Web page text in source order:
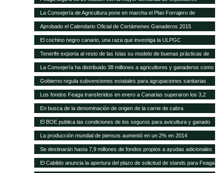
La Consejería de Agricultura pone en marcha el Plan Forrajero de
Canarias
Aprobado el Calendario Oficial de Certámenes Ganaderos 2015
El cochino negro canario, una raza que investiga la ULPGC
Tenerife exporta al resto de las Islas su modelo de buenas prácticas de
higiene para queserías
La Consejería ha distribuido 38 millones a agricultores y ganaderos como
ayudas adicionales POSEI
Gobierno regula subvenciones estatales para agrupaciones sanitarias
ganaderas
Los fondos Feaga transferidos en enero a Canarias superaron los 3,2
millones
En busca de la denominación de origen de la carne de cabra
El BOE publica las condiciones de los seguros para avicultura y ganado
equino
La producción mundial de piensos aumentó en un 2% en 2014
Se destinarán hasta 7,9 millones de fondos propios a ayudas adicionales
de diversas líneas POSEI
El Cabildo anuncia la apertura del plazo de solicitud de stands para Feaga